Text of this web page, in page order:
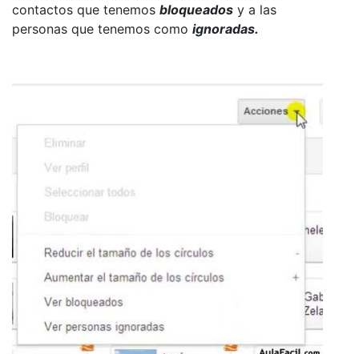
contactos que tenemos bloqueados y a las
personas que tenemos como ignoradas.